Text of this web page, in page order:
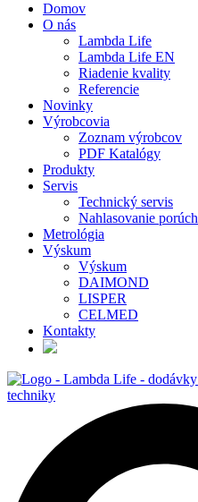
Domov
O nás
Lambda Life
Lambda Life EN
Riadenie kvality
Referencie
Novinky
Výrobcovia
Zoznam výrobcov
PDF Katalógy
Produkty
Servis
Technický servis
Nahlasovanie porúch
Metrológia
Výskum
Výskum
DAIMOND
LISPER
CELMED
Kontakty